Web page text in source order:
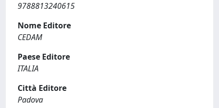
9788813240615
Nome Editore
CEDAM
Paese Editore
ITALIA
Città Editore
Padova